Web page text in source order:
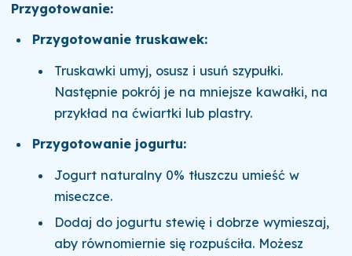
Przygotowanie:
Przygotowanie truskawek:
Truskawki umyj, osusz i usuń szypułki.
Następnie pokrój je na mniejsze kawałki, na
przykład na ćwiartki lub plastry.
Przygotowanie jogurtu:
Jogurt naturalny 0% tłuszczu umieść w
miseczce.
Dodaj do jogurtu stewię i dobrze wymieszaj,
aby równomiernie się rozpuściła. Możesz